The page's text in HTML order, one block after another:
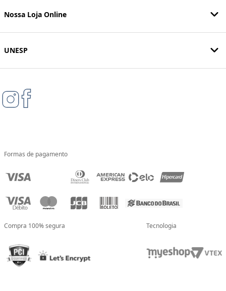
Nossa Loja Online
UNESP
Formas de pagamento
Compra 100% segura Tecnologia